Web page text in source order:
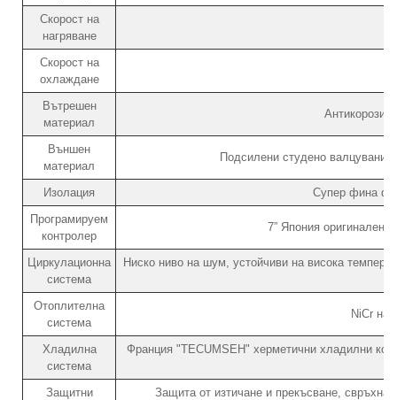
Скорост на
нагряване
Скорост на
охлаждане
Вътрешен
материал
Външен
материал
Подсилени студено валцувани
Изолация
Супер фина
Програмируем
контролер
7” Япония оригинален
Циркулационна
система
Ниско ниво на шум, устойчиви на висока
Отоплителна
система
NiCr
Хладилна
система
Франция "TECUMSEH" херметични хладилни
Защитни
Защита от изтичане и прекъсване,